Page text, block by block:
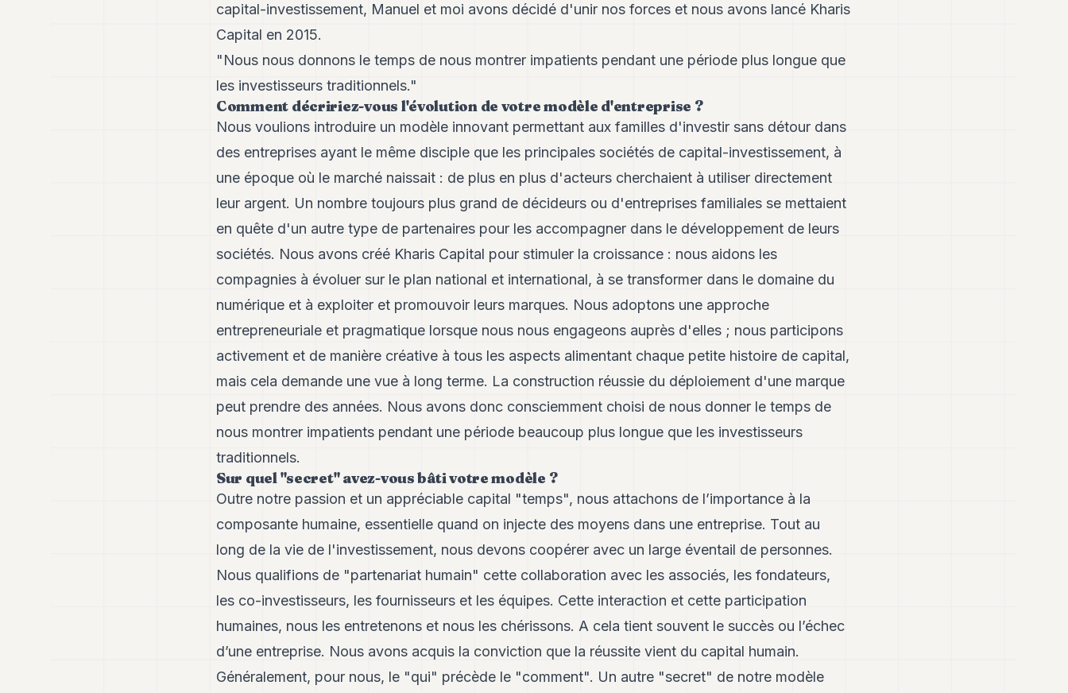
capital-investissement, Manuel et moi avons décidé d'unir nos forces et nous avons lancé Kharis
Capital en 2015.
"Nous nous donnons le temps de nous montrer impatients pendant une période plus longue que
les investisseurs traditionnels."
Comment décririez-vous l'évolution de votre modèle d'entreprise ?
Nous voulions introduire un modèle innovant permettant aux familles d'investir sans détour dans
des entreprises ayant le même disciple que les principales sociétés de capital-investissement, à
une époque où le marché naissait : de plus en plus d'acteurs cherchaient à utiliser directement
leur argent. Un nombre toujours plus grand de décideurs ou d'entreprises familiales se mettaient
en quête d'un autre type de partenaires pour les accompagner dans le développement de leurs
sociétés. Nous avons créé Kharis Capital pour stimuler la croissance : nous aidons les
compagnies à évoluer sur le plan national et international, à se transformer dans le domaine du
numérique et à exploiter et promouvoir leurs marques. Nous adoptons une approche
entrepreneuriale et pragmatique lorsque nous nous engageons auprès d'elles ; nous participons
activement et de manière créative à tous les aspects alimentant chaque petite histoire de capital,
mais cela demande une vue à long terme. La construction réussie du déploiement d'une marque
peut prendre des années. Nous avons donc consciemment choisi de nous donner le temps de
nous montrer impatients pendant une période beaucoup plus longue que les investisseurs
traditionnels.
Sur quel "secret" avez-vous bâti votre modèle ?
Outre notre passion et un appréciable capital "temps", nous attachons de l’importance à la
composante humaine, essentielle quand on injecte des moyens dans une entreprise. Tout au
long de la vie de l'investissement, nous devons coopérer avec un large éventail de personnes.
Nous qualifions de "partenariat humain" cette collaboration avec les associés, les fondateurs,
les co-investisseurs, les fournisseurs et les équipes. Cette interaction et cette participation
humaines, nous les entretenons et nous les chérissons. A cela tient souvent le succès ou l’échec
d’une entreprise. Nous avons acquis la conviction que la réussite vient du capital humain.
Généralement, pour nous, le "qui" précède le "comment". Un autre "secret" de notre modèle